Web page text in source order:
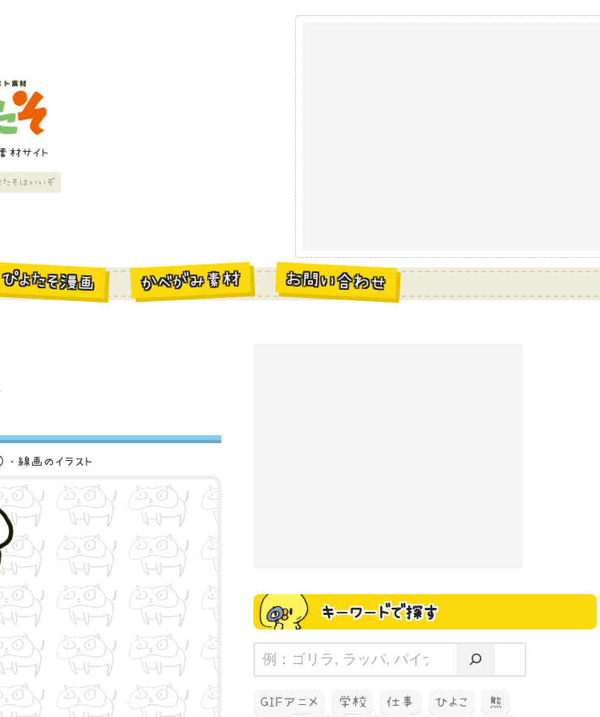
材サイト
たそはいいぞ
ぴよたそ漫画 かべがみ素材 お問い合わせ
・線画のイラスト
キーワードで探す
GIFアニメ 学校 仕事 ひよこ
熊